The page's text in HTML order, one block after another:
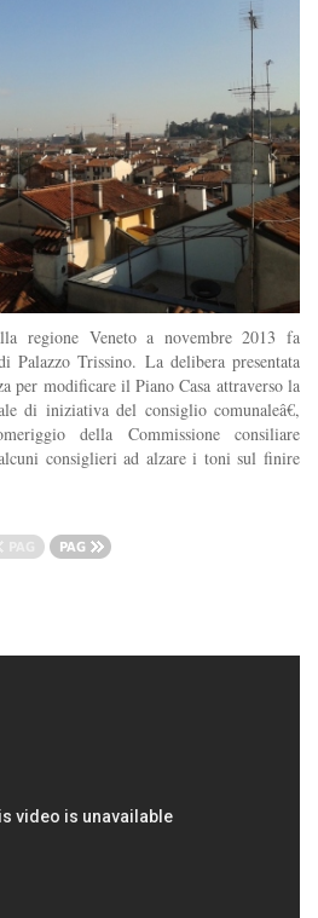
regione Veneto a novembre 2013 fa
Palazzo Trissino. La delibera presentata
per modificare il Piano Casa attraverso la
di iniziativa del consiglio comunaleâ€,
della Commissione consiliare
consiglieri ad alzare i toni sul finire